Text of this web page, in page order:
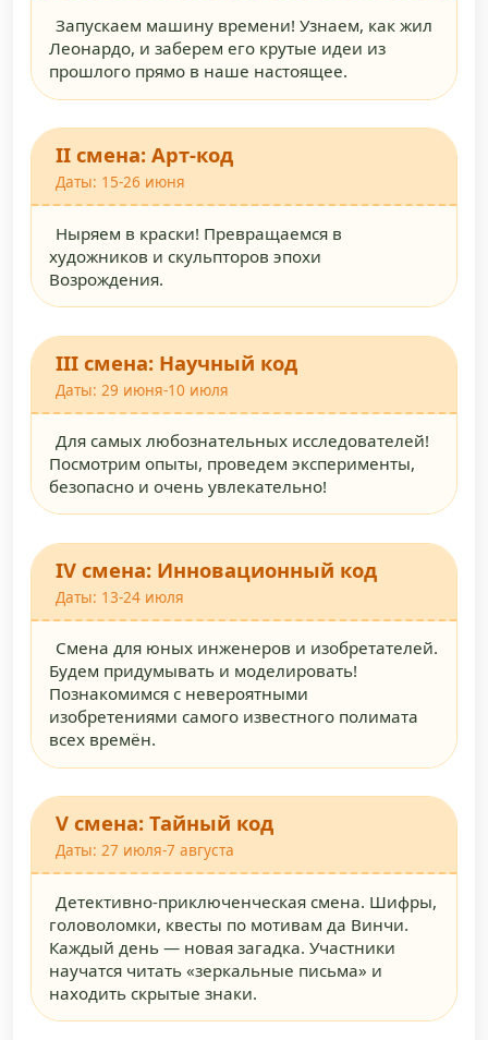
Запускаем машину времени! Узнаем, как жил
Леонардо, и заберем его крутые идеи из
прошлого прямо в наше настоящее.
II смена: Арт-код
Даты: 15-26 июня
Ныряем в краски! Превращаемся в
художников и скульпторов эпохи
Возрождения.
III смена: Научный код
Даты: 29 июня-10 июля
Для самых любознательных исследователей!
Посмотрим опыты, проведем эксперименты,
безопасно и очень увлекательно!
IV смена: Инновационный код
Даты: 13-24 июля
Смена для юных инженеров и изобретателей.
Будем придумывать и моделировать!
Познакомимся с невероятными
изобретениями самого известного полимата
всех времён.
V смена: Тайный код
Даты: 27 июля-7 августа
Детективно-приключенческая смена. Шифры,
головоломки, квесты по мотивам да Винчи.
Каждый день — новая загадка. Участники
научатся читать «зеркальные письма» и
находить скрытые знаки.